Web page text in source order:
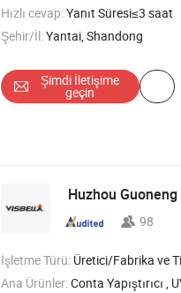
Hızlı cevap:Yanıt Süresi≤3 saat
Şehir/İl:Yantai, Shandong
Şimdi İletişime
geçin
Huzhou
98
İşletme Türü: Üretici/Fabrika ve
Ana Ürünler:Conta Yapıştırıcı , UV Işık Yapıştırıcı , Deri Onarım ve Yenileme Kiti ,